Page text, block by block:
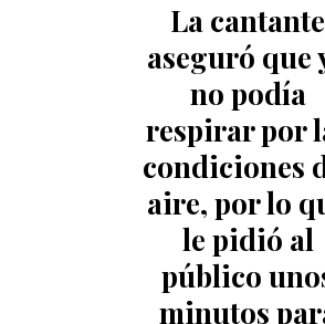
La cantante
aseguró que
no podía
respirar por
condiciones
aire, por lo
le pidió al
público
minutos